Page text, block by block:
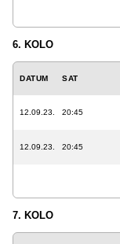
6. KOLO
DATUM SAT
12.09.23. 20:45
12.09.23. 20:45
7. KOLO